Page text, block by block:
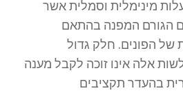
מינימלית וסמלית אשר
הגורם המפנה בהתאם
של הפונים. חלק גדול
אלה אינו זוכה לקבל מענה
בהעדר תקציבים